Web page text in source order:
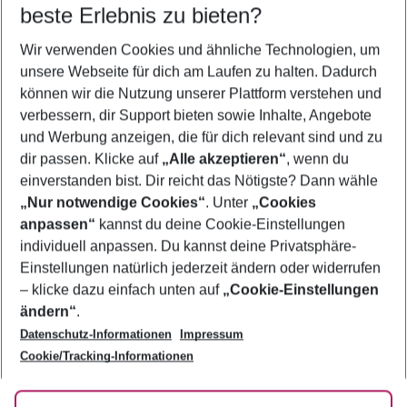
Städtereisen Deutschland
Frübucher Angebote Deutschland für 2026
Städtereisen Deutschland
Familienurlaub Deutschland
Urlaub Deutschland
Footer
Footer navigation
Über uns
AGB
Bestpreisgarantie
Cookie-Einstellungen ändern
Cookie-Richtlinie
Agenturbetreuung
Barrierefreies Reisen
Folge uns
beste Erlebnis zu bieten?
Wir verwenden Cookies und ähnliche Technologien, um
unsere Webseite für dich am Laufen zu halten. Dadurch
können wir die Nutzung unserer Plattform verstehen und
verbessern, dir Support bieten sowie Inhalte, Angebote
und Werbung anzeigen, die für dich relevant sind und zu
dir passen. Klicke auf „Alle akzeptieren“, wenn du
einverstanden bist. Dir reicht das Nötigste? Dann wähle
„Nur notwendige Cookies“. Unter „Cookies
anpassen“ kannst du deine Cookie-Einstellungen
individuell anpassen. Du kannst deine Privatsphäre-
Einstellungen natürlich jederzeit ändern oder widerrufen
– klicke dazu einfach unten auf „Cookie-Einstellungen
ändern“.
Datenschutz-Informationen
Impressum
Cookie/Tracking-Informationen